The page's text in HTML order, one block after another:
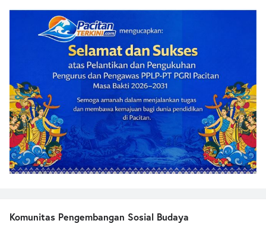
Komunitas Pengembangan Sosial Budaya